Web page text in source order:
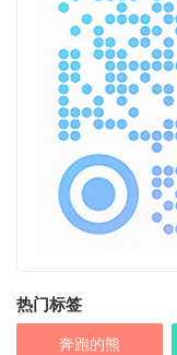
热门标签
奔跑的熊